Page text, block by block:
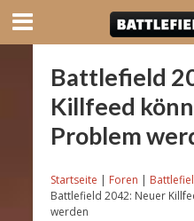
Battlefield
Killfeed
Problem
Startseite | Foren |
Battlefield 2042: Neuer
werden